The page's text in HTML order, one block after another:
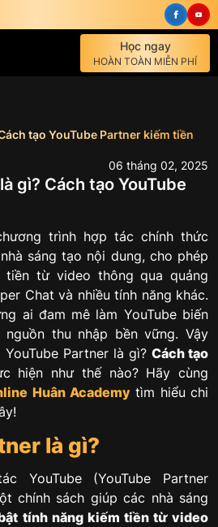
Học ngay
HOÀN TOÀN MIỄN PHÍ
tạo YouTube Partner kiếm tiền
06 tháng 02, 2025
gì​? Cách tạo YouTube
trình hợp tác chính thức
sáng tạo nội dung, cho phép
tiền từ video thông qua quảng
Chat và nhiều tính năng khác.
ai đam mê làm YouTube biến
nguồn thu nhập bền vững. Vậy
Partner là gì? Cách tạo
hiện như thế nào? Hãy cùng
Huân Academytìm hiểu chi
là gì?
YouTube (YouTube Partner
chính sách giúp các nhà sáng
tính năng kiếm tiền từ video